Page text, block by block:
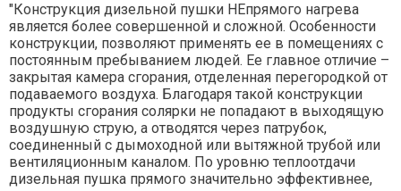
"Конструкция дизельной пушки НЕпрямого нагрева
является более совершенной и сложной. Особенности
конструкции, позволяют применять ее в помещениях с
постоянным пребыванием людей. Ее главное отличие –
закрытая камера сгорания, отделенная перегородкой от
подаваемого воздуха. Благодаря такой конструкции
продукты сгорания солярки не попадают в выходящую
воздушную струю, а отводятся через патрубок,
соединенный с дымоходной или вытяжной трубой или
вентиляционным каналом. По уровню теплоотдачи
дизельная пушка прямого значительно эффективнее,